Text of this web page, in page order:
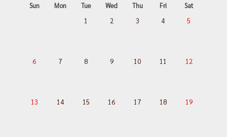
DAY 1
: กรุงเทพฯ (สนามบินสุวรรณภูมิ) -
กรุงเทพฯ - อิสตันบลู
เปียซซ่า-ยุโรปสแควร์-คูไทซี-โบสถ์บรากาติ-
Sun Mon Tue Wed Thu Fri
Sat
1
2 3 4 5
6 7 8 9 10 11 12
13 14 15 16 17 18 19